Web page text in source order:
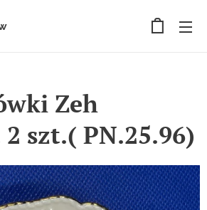
Zeh
szt.( PN.25.96)